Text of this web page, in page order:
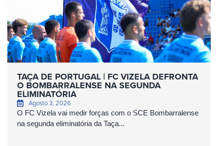
TAÇA DE PORTUGAL | FC VIZELA DEFRONTA
O BOMBARRALENSE NA SEGUNDA
ELIMINATÓRIA
Agosto 3, 2026
O FC Vizela vai medir forças com o SCE Bombarralense
na segunda eliminatória da Taça...